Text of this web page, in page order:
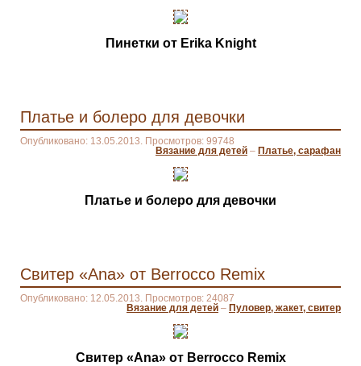
Пинетки от Erika Knight
Платье и болеро для девочки
Опубликовано: 13.05.2013. Просмотров: 99748
Вязание для детей – Платье, сарафан
Платье и болеро для девочки
Свитер «Ana» от Berrocco Remix
Опубликовано: 12.05.2013. Просмотров: 24087
Вязание для детей – Пуловер, жакет, свитер
Свитер «Ana» от Berrocco Remix